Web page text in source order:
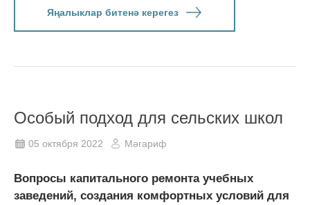
Яңалыклар битенә керегез
Особый подход для сельских школ
05 октября 2022 Мәгариф
Вопросы капитального ремонта учебных
заведений, создания комфортных условий для